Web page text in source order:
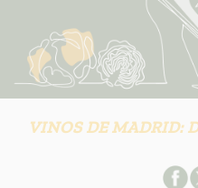
VINOS DE MADRID: